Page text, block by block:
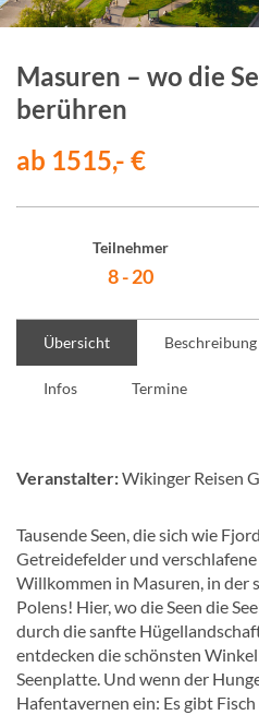
Masuren – wo die
berühren
ab 1515,- €
Teilnehmer
8 - 20
Übersicht Beschreibung
Infos Termine
Veranstalter:Wikinger Reisen
Tausende Seen, die sich wie
Getreidefelder und
Willkommen in Masuren, in der
Polens! Hier, wo die Seen die
durch die sanfte
entdecken die schönsten
Seenplatte. Und wenn der
Hafentavernen ein: Es gibt